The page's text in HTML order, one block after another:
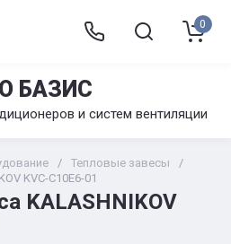
БАЗИС
и систем вентиляции
0
/ Тепловые завесы
/
KVС-C10E6-01
KALASHNIKOV